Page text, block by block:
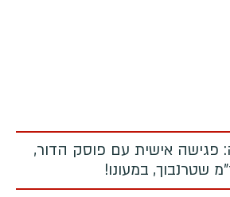
פגישה אישית עם פוסק הדור,
שטרנבוך, במעונו!